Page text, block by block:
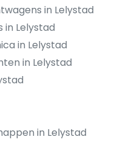
in Lelystad
Lelystad
in Lelystad
in Lelystad
in Lelystad